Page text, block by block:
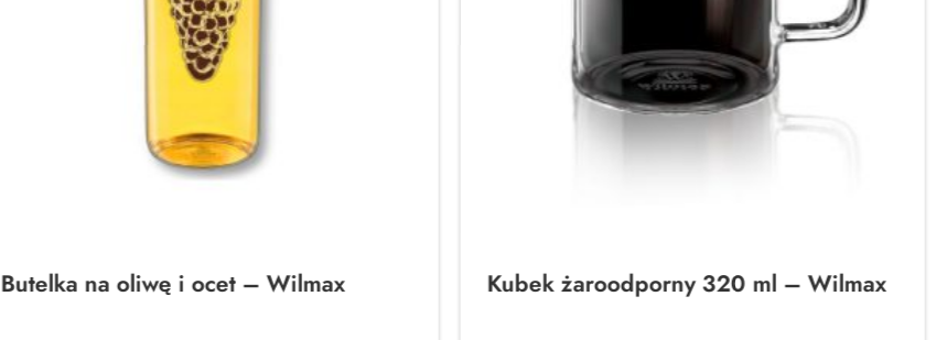
Butelka na oliwę i ocet – Wilmax Kubek żaroodporny 320 ml – Wilmax